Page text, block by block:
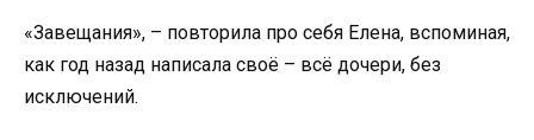
«Завещания», – повторила про себя Елена, вспоминая,
как год назад написала своё – всё дочери, без
исключений.